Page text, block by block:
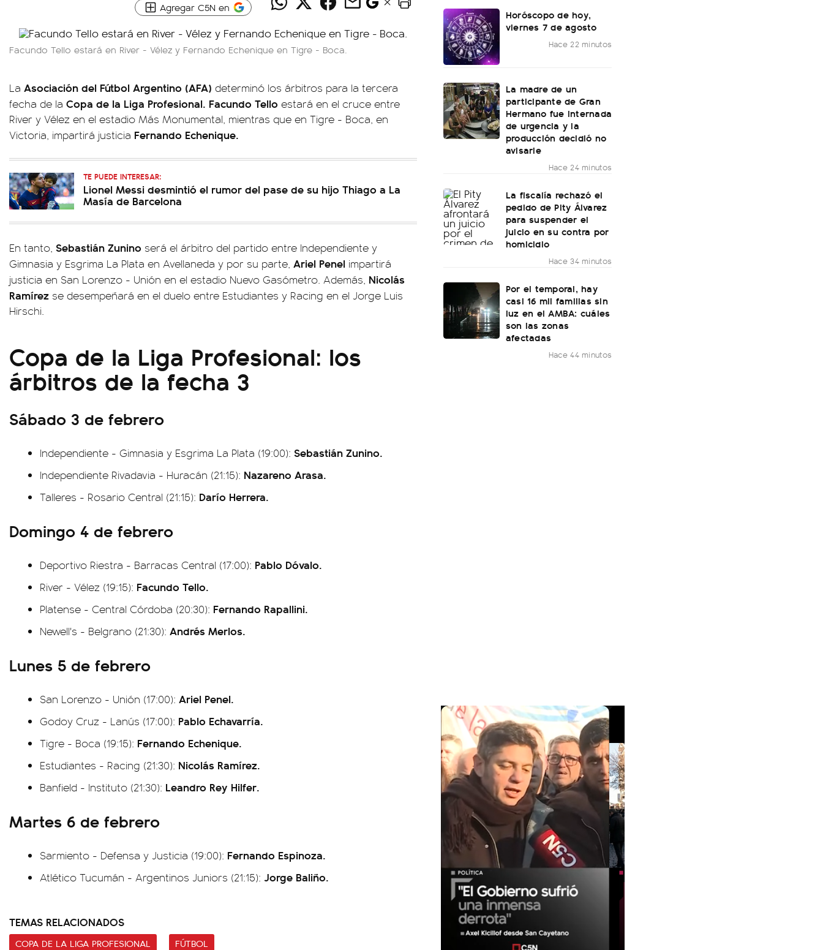
Agregar C5N en
Facundo Tello estará en River - Vélez y Fernando Echenique en Tigre - Boca.
La Asociación del Fútbol Argentino (AFA) determinó los árbitros para la tercera
fecha de la Copa de la Liga Profesional. Facundo Tello estará en el cruce entre
River y Vélez en el estadio Más Monumental, mientras que en Tigre - Boca, en
Victoria, impartirá justicia Fernando Echenique.
TE PUEDE INTERESAR:
Lionel Messi desmintió el rumor del pase de su hijo Thiago a La
Masía de Barcelona
En tanto, Sebastián Zunino será el árbitro del partido entre Independiente y
Gimnasia y Esgrima La Plata en Avellaneda y por su parte, Ariel Penel impartirá
justicia en San Lorenzo - Unión en el estadio Nuevo Gasómetro. Además, Nicolás
Ramírez se desempeñará en el duelo entre Estudiantes y Racing en el Jorge Luis
Hirschi.
Copa de la Liga Profesional: los
árbitros de la fecha 3
Sábado 3 de febrero
Independiente - Gimnasia y Esgrima La Plata (19:00): Sebastián Zunino.
Independiente Rivadavia - Huracán (21:15): Nazareno Arasa.
Talleres - Rosario Central (21:15): Darío Herrera.
Domingo 4 de febrero
Deportivo Riestra - Barracas Central (17:00): Pablo Dóvalo.
River - Vélez (19:15): Facundo Tello.
Platense - Central Córdoba (20:30): Fernando Rapallini.
Newell's - Belgrano (21:30): Andrés Merlos.
Lunes 5 de febrero
San Lorenzo - Unión (17:00): Ariel Penel.
Godoy Cruz - Lanús (17:00): Pablo Echavarría.
Tigre - Boca (19:15): Fernando Echenique.
Estudiantes - Racing (21:30): Nicolás Ramírez.
Banfield - Instituto (21:30): Leandro Rey Hilfer.
Martes 6 de febrero
Sarmiento - Defensa y Justicia (19:00): Fernando Espinoza.
Atlético Tucumán - Argentinos Juniors (21:15): Jorge Baliño.
TEMAS RELACIONADOS
COPA DE LA LIGA PROFESIONAL FÚTBOL
Horóscopo de hoy,
viernes 7 de agosto
Hace 22 minutos
La madre de un
participante de Gran
Hermano fue internada
de urgencia y la
producción decidió no
avisarle
Hace 24 minutos
La fiscalía rechazó el
pedido de Pity Álvarez
para suspender el
juicio en su contra por
homicidio
Hace 34 minutos
Por el temporal, hay
casi 16 mil familias sin
luz en el AMBA: cuáles
son las zonas
afectadas
Hace 44 minutos